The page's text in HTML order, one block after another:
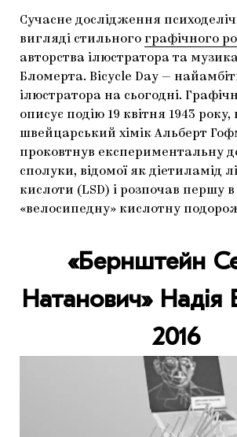
Сучасне дослідження
вигляді стильного графічного
авторства ілюстратора та
Бломерта. Bicycle Day —
ілюстратора на сьогодні.
описує подію 19 квітня 1943 року,
швейцарський хімік Альберт
проковтнув експериментальну
сполуки, відомої як діетиламід
кислоти (LSD) і розпочав першу в
«велосипедну» кислотну
«Бернштейн
Натанович» Надія
2016